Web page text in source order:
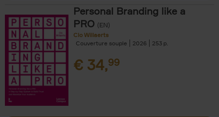
Personal Branding like a
PRO (EN)
Clo Willaerts
Couverture souple
2026 253
€ 34,99